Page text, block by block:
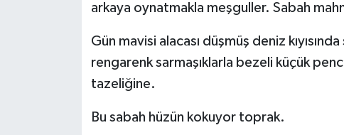
arkaya oynatmakla meşguller. Sabah
Gün mavisi alacası düşmüş deniz
rengarenk sarmaşıklarla bezeli küçük
tazeliğine.
Bu sabah hüzün kokuyor toprak.